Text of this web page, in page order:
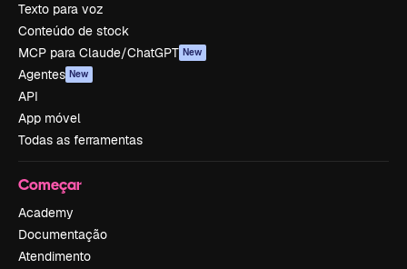
Texto para voz
Conteúdo de stock
MCP para Claude/ChatGPT New
Agentes New
API
App móvel
Todas as ferramentas
Começar
Academy
Documentação
Atendimento